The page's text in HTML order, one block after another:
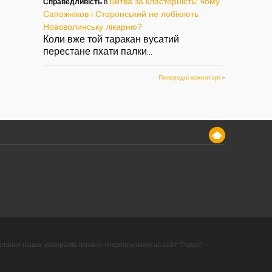
Справедливість в
Сапожніков і Сторонський не лобіюють
Нововолинську лікарню?
Коли вже той таракан вусатий
перестане пхати палки
Попередні коментарі »
наших матеріалів активне гіперпосилання на сайт “Радар” –